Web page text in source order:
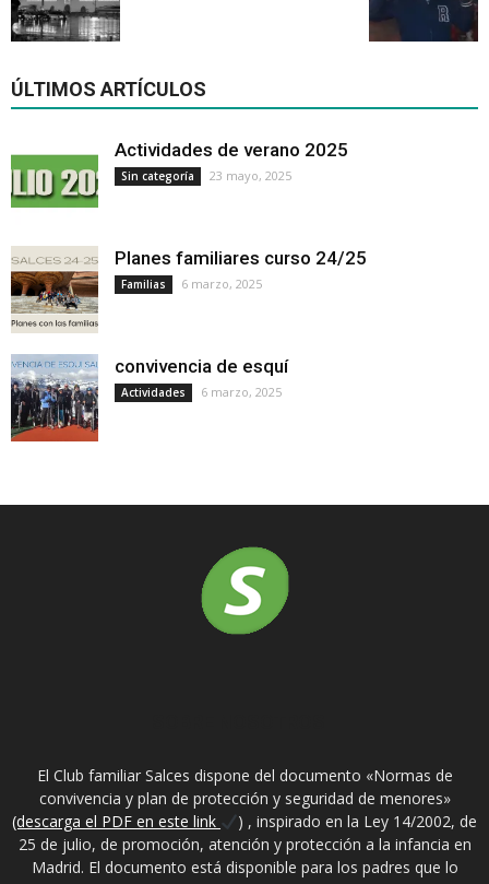
ÚLTIMOS ARTÍCULOS
Actividades de verano 2025
Sin categoría 23 mayo, 2025
Planes familiares curso 24/25
Familias 6 marzo, 2025
convivencia de esquí
Actividades 6 marzo, 2025
El Club familiar Salces dispone del documento «Normas de
convivencia y plan de protección y seguridad de menores»
(descarga el PDF en este link
) , inspirado en la Ley 14/2002, de
25 de julio, de promoción, atención y protección a la infancia en
Madrid. El documento está disponible para los padres que lo